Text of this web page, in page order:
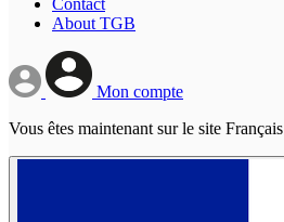
Contact
About TGB
Mon compte
Vous êtes maintenant sur le site Français